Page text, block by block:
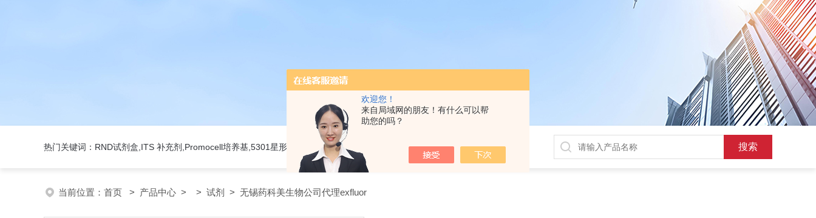
欢迎您！
来自局域网的朋友！有什么可以帮
助您的吗？
热门关键词：RND试剂盒,ITS 补充剂,Promocell培养基,5301星形细胞培养基
当前位置： 首页 > 产品中心 > > 试剂 > 无锡药科美生物公司代理exfluor